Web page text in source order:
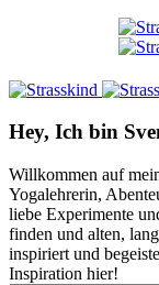
Hey, Ich bin
Willkommen auf
Yogalehrerin,
liebe Experimente
finden und alten,
inspiriert und
Inspiration hier!